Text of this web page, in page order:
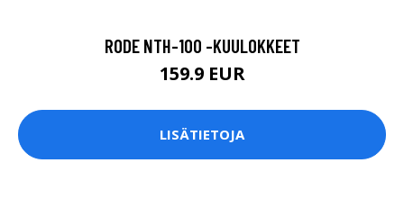
RODE NTH-100 -KUULOKKEET
159.9 EUR
LISÄTIETOJA